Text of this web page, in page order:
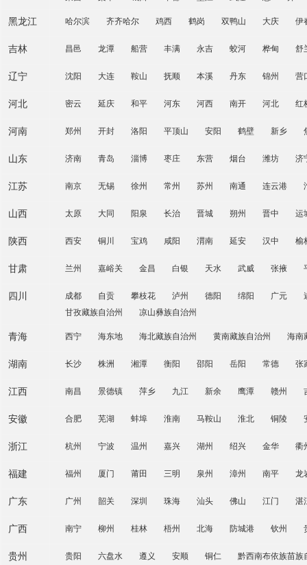
黑龙江 哈尔滨 齐齐哈尔 鸡西 鹤岗 双鸭山 大庆 伊
吉林 昌邑 龙潭 船营 丰满 永吉 蛟河 桦甸 舒
辽宁 沈阳 大连 鞍山 抚顺 本溪 丹东 锦州 营
河北 密云 延庆 和平 河东 河西 南开 河北 红
河南 郑州 开封 洛阳 平顶山 安阳 鹤壁 新乡
山东 济南 青岛 淄博 枣庄 东营 烟台 潍坊 济
江苏 南京 无锡 徐州 常州 苏州 南通 连云港
山西 太原 大同 阳泉 长治 晋城 朔州 晋中 运
陕西 西安 铜川 宝鸡 咸阳 渭南 延安 汉中 榆
甘肃 兰州 嘉峪关 金昌 白银 天水 武威 张掖
四川 成都 自贡 攀枝花 泸州 德阳 绵阳 广元
甘孜藏族自治州
凉山彝族自治州
青海 西宁 海东地 海北藏族自治州 黄南藏族自治州 海南
湖南 长沙 株洲 湘潭 衡阳 邵阳 岳阳 常德 张
江西 南昌 景德镇 萍乡 九江 新余 鹰潭 赣州
安徽 合肥 芜湖 蚌埠 淮南 马鞍山 淮北 铜陵
浙江 杭州 宁波 温州 嘉兴 湖州 绍兴 金华 衢
福建 福州 厦门 莆田 三明 泉州 漳州 南平 龙
广东 广州 韶关 深圳 珠海 汕头 佛山 江门 湛
广西 南宁 柳州 桂林 梧州 北海 防城港 钦州
贵州 贵阳 六盘水 遵义 安顺 铜仁 黔西南布依族苗族